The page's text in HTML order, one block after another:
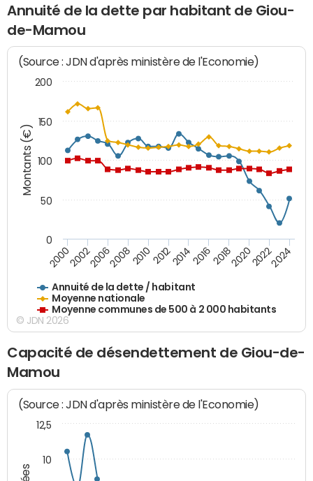
Annuité de la dette par habitant de Giou-
de-Mamou
Montants (€)
(Source : JDN d'après ministère de l'Economie)
Annuité de la dette / habitant
Moyenne nationale
Moyenne communes de 500 à 2 000 habitants
200020022006200820102012201420162018202020222024
0
50
100
150
200
© JDN 2026
Capacité de désendettement de Giou-de-
Mamou
(Source : JDN d'après ministère de l'Economie)
10
12,5